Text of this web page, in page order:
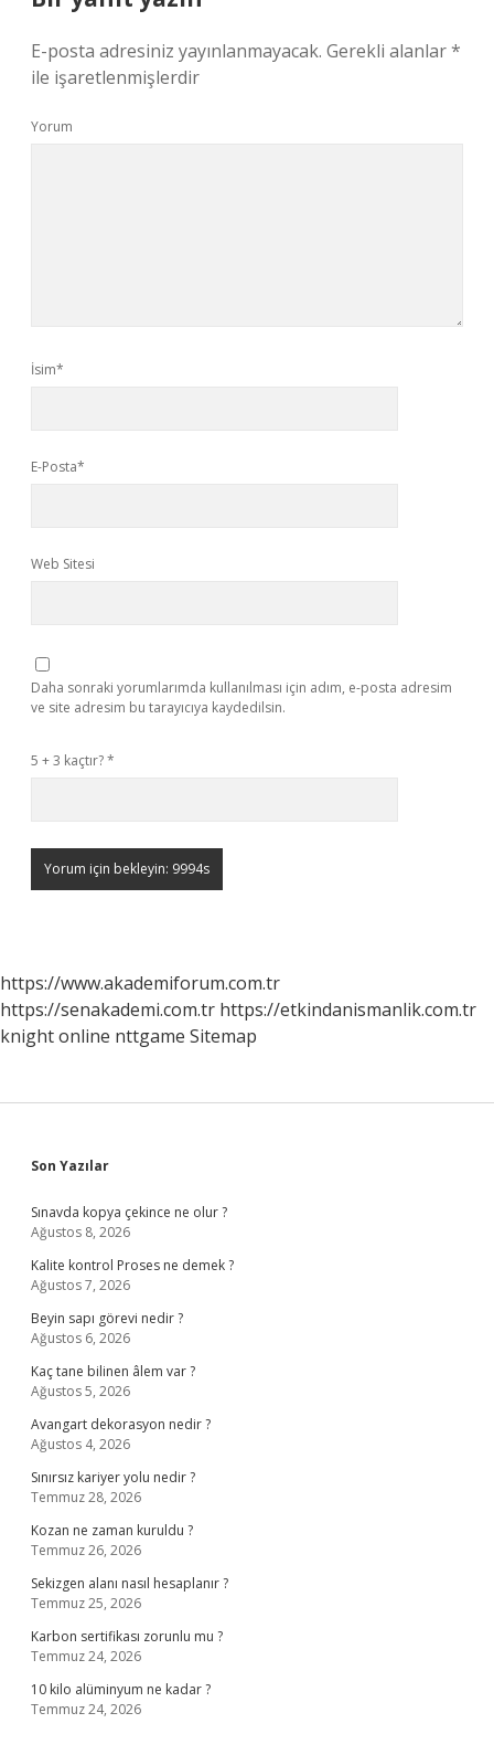
E-posta adresiniz yayınlanmayacak. Gerekli alanlar*
ile işaretlenmişlerdir
Yorum
İsim*
E-Posta*
Web Sitesi
Daha sonraki yorumlarımda kullanılması için adım, e-posta adresim
ve site adresim bu tarayıcıya kaydedilsin.
5 + 3 kaçtır?*
https://www.akademiforum.com.tr
https://senakademi.com.tr https://etkindanismanlik.com.tr
knight online nttgame Sitemap
Sidebar
Son Yazılar
Sınavda kopya çekince ne olur ?
Ağustos 8, 2026
Kalite kontrol Proses ne demek ?
Ağustos 7, 2026
Beyin sapı görevi nedir ?
Ağustos 6, 2026
Kaç tane bilinen âlem var ?
Ağustos 5, 2026
Avangart dekorasyon nedir ?
Ağustos 4, 2026
Sınırsız kariyer yolu nedir ?
Temmuz 28, 2026
Kozan ne zaman kuruldu ?
Temmuz 26, 2026
Sekizgen alanı nasıl hesaplanır ?
Temmuz 25, 2026
Karbon sertifikası zorunlu mu ?
Temmuz 24, 2026
10 kilo alüminyum ne kadar ?
Temmuz 24, 2026